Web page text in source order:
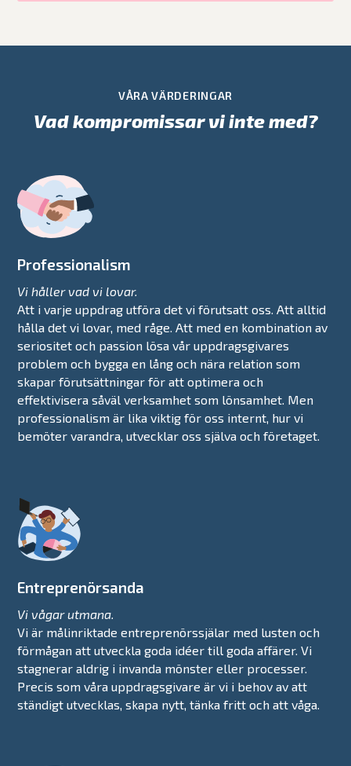
VÅRA VÄRDERINGAR
Vad kompromissar vi inte med?
Professionalism
Vi håller vad vi lovar.
Att i varje uppdrag utföra det vi förutsatt oss. Att alltid
hålla det vi lovar, med råge. Att med en kombination av
seriositet och passion lösa vår uppdragsgivares
problem och bygga en lång och nära relation som
skapar förutsättningar för att optimera och
effektivisera såväl verksamhet som lönsamhet. Men
professionalism är lika viktig för oss internt, hur vi
bemöter varandra, utvecklar oss själva och företaget.
Entreprenörsanda
Vi vågar utmana.
Vi är målinriktade entreprenörssjälar med lusten och
förmågan att utveckla goda idéer till goda affärer. Vi
stagnerar aldrig i invanda mönster eller processer.
Precis som våra uppdragsgivare är vi i behov av att
ständigt utvecklas, skapa nytt, tänka fritt och att våga.